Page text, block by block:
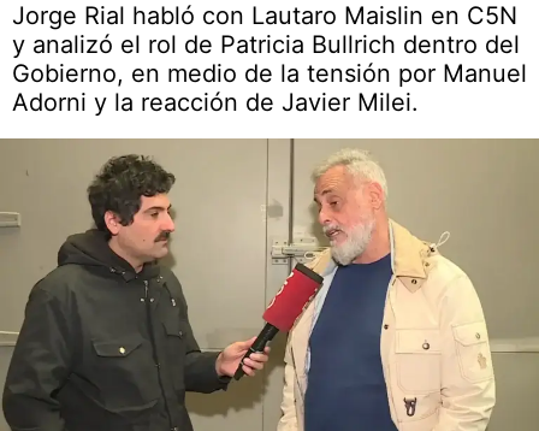
Jorge Rial habló con Lautaro Maislin en C5N
y analizó el rol de Patricia Bullrich dentro del
Gobierno, en medio de la tensión por Manuel
Adorni y la reacción de Javier Milei.